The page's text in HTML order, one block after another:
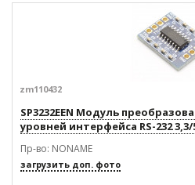
zm110432
SP3232EEN Модуль
уровней интерфейса RS-232
Пр-во: NONAME
загрузить доп. фото